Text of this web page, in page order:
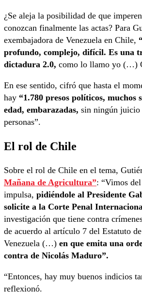
¿Se aleja la posibilidad de que
conozcan finalmente las actas? Para
exembajadora de Venezuela en Chile,
profundo, complejo, difícil. Es una
dictadura 2.0, como lo llamo yo (…)
En ese sentido, cifró que hasta el
hay “1.780 presos políticos, muchos
edad, embarazadas, sin ningún juicio
personas”.
El rol de Chile
Sobre el rol de Chile en el tema,
Mañana de Agricultura”: “Vimos
impulsa, pidiéndole al Presidente
solicite a la Corte Penal
investigación que tiene contra
de acuerdo al artículo 7 del Estatuto
Venezuela (…) en que emita una
contra de Nicolás Maduro”.
“Entonces, hay muy buenos indicios
reflexionó.